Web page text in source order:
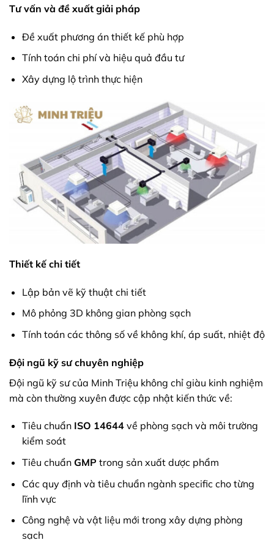
Tư vấn và đề xuất giải pháp
Đề xuất phương án thiết kế phù hợp
Tính toán chi phí và hiệu quả đầu tư
Xây dựng lộ trình thực hiện
Thiết kế chi tiết
Lập bản vẽ kỹ thuật chi tiết
Mô phỏng 3D không gian phòng sạch
Tính toán các thông số về không khí, áp suất, nhiệt độ
Đội ngũ kỹ sư chuyên nghiệp
Đội ngũ kỹ sư của Minh Triệu không chỉ giàu kinh nghiệm
mà còn thường xuyên được cập nhật kiến thức về:
Tiêu chuẩn ISO 14644về phòng sạch và môi trường
kiểm soát
Tiêu chuẩn GMP trong sản xuất dược phẩm
Các quy định và tiêu chuẩn ngành specific cho từng
lĩnh vực
Công nghệ và vật liệu mới trong xây dựng phòng
sạch